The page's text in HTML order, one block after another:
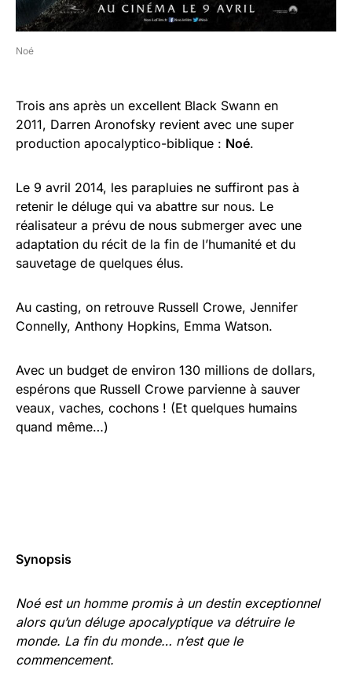
Noé
Trois ans après un excellent Black Swann en
2011, Darren Aronofsky revient avec une super
production apocalyptico-biblique : Noé.
Le 9 avril 2014, les parapluies ne suffiront pas à
retenir le déluge qui va abattre sur nous. Le
réalisateur a prévu de nous submerger avec une
adaptation du récit de la fin de l’humanité et du
sauvetage de quelques élus.
Au casting, on retrouve Russell Crowe, Jennifer
Connelly, Anthony Hopkins, Emma Watson.
Avec un budget de environ 130 millions de dollars,
espérons que Russell Crowe parvienne à sauver
veaux, vaches, cochons ! (Et quelques humains
quand même…)
Synopsis
Noé est un homme promis à un destin exceptionnel
alors qu’un déluge apocalyptique va détruire le
monde. La fin du monde… n’est que le
commencement.